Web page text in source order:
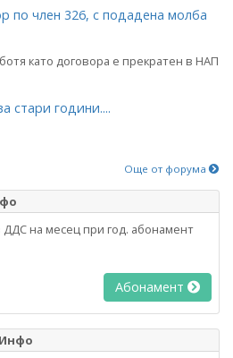
по член 326, с подадена молба
като договора е прекратен в НАП
стари години....
Още от форума
ДДС на месец при год. абонамент
Абонамент